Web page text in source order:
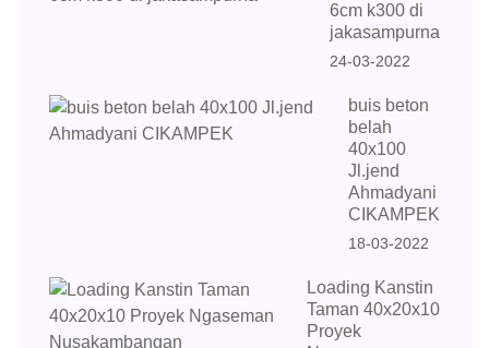
6cm k300 di
jakasampurna
24-03-2022
buis beton
belah
40x100
Jl.jend
Ahmadyani
CIKAMPEK
18-03-2022
Loading Kanstin
Taman 40x20x10
Proyek